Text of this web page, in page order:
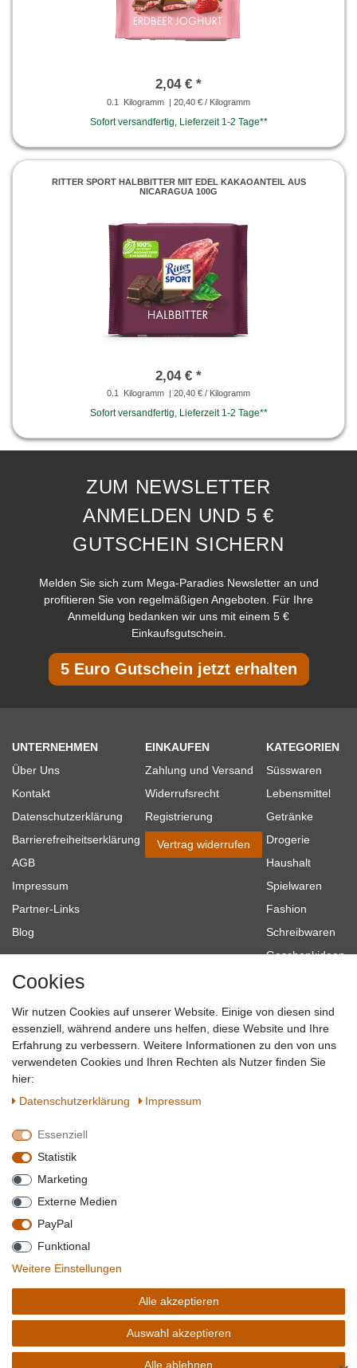
2,04 € *
0.1 Kilogramm | 20,40 € / Kilogramm
Sofort versandfertig, Lieferzeit 1-2 Tage**
RITTER SPORT HALBBITTER MIT EDEL KAKAOANTEIL AUS
NICARAGUA 100G
2,04 € *
0.1 Kilogramm | 20,40 € / Kilogramm
Sofort versandfertig, Lieferzeit 1-2 Tage**
ZUM NEWSLETTER
ANMELDEN UND 5 €
GUTSCHEIN SICHERN
Melden Sie sich zum Mega-Paradies Newsletter an und
profitieren Sie von regelmäßigen Angeboten. Für Ihre
Anmeldung bedanken wir uns mit einem 5 €
Einkaufsgutschein.
5 Euro Gutschein jetzt erhalten
UNTERNEHMEN
Über Uns
Kontakt
Datenschutzerklärung
Barrierefreiheitserklärung
AGB
Impressum
Partner-Links
Blog
EINKAUFEN
Zahlung und Versand
Widerrufsrecht
Registrierung
Vertrag widerrufen
KATEGORIEN
Süsswaren
Lebensmittel
Getränke
Drogerie
Haushalt
Spielwaren
Fashion
Schreibwaren
Geschenkideen
Topmarken
SICHER EINKAUFEN
QUALITÄT
WIR AKZEPTIEREN
*Alle Preise verstehen sich inkl. MwSt. zzgl. Versandkosten. **Gilt für Lieferungen
innerhalb deutschlands, Lieferzeiten für andere Länder entnehmen Sie bitte der
Schaltfäche mit denVersandinformationen. *** Bei den ausgewiesenen Versandkosten
handelt es sich um die StandardVersandkostenfür Deutschland, diese ändern sich je
nach Auswahl Ihres Lieferlandes.
Copyright 2020 © Mega-Paradies GmbH | Alle Rechte vorbehalten.
Cookies
Wir nutzen Cookies auf unserer Website. Einige von diesen sind
essenziell, während andere uns helfen, diese Website und Ihre
Erfahrung zu verbessern. Weitere Informationen zu den von uns
verwendeten Cookies und Ihren Rechten als Nutzer finden Sie
hier:
Daten­schutz­erklärung
Impressum
Essenziell
Statistik
Marketing
Externe Medien
PayPal
Funktional
Weitere Einstellungen
Alle akzeptieren
Auswahl akzeptieren
Alle ablehnen